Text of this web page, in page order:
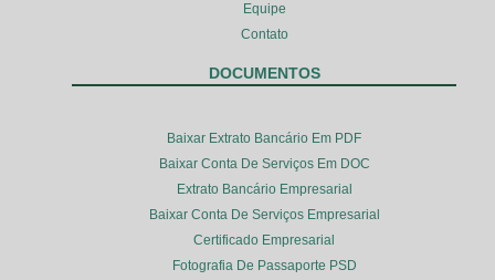
Equipe
Contato
DOCUMENTOS
Baixar Extrato Bancário Em PDF
Baixar Conta De Serviços Em DOC
Extrato Bancário Empresarial
Baixar Conta De Serviços Empresarial
Certificado Empresarial
Fotografia De Passaporte PSD